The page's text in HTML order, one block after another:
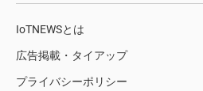
IoTNEWSとは
広告掲載・タイアップ
プライバシーポリシー